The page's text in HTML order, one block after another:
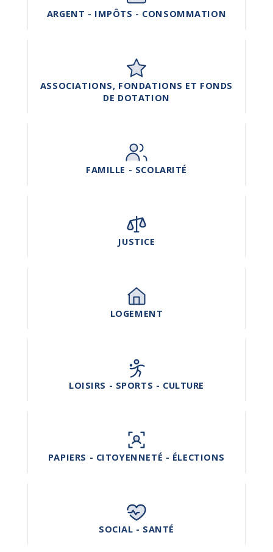
ARGENT - IMPÔTS - CONSOMMATION
ASSOCIATIONS, FONDATIONS ET FONDS
DE DOTATION
FAMILLE - SCOLARITÉ
JUSTICE
LOGEMENT
LOISIRS - SPORTS - CULTURE
PAPIERS - CITOYENNETÉ - ÉLECTIONS
SOCIAL - SANTÉ